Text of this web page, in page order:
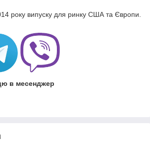
року випуску для ринку США та Європи.
в месенджер